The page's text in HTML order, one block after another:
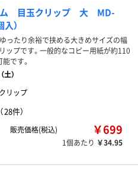
ム 目玉クリップ 大 MD-
）
ったり余裕で挟める大きめサイズの幅
ップです。一般的なコピー用紙が約110
です。
）
リップ
（28件）
販売価格(税込) ￥699
1個あたり ￥34.95